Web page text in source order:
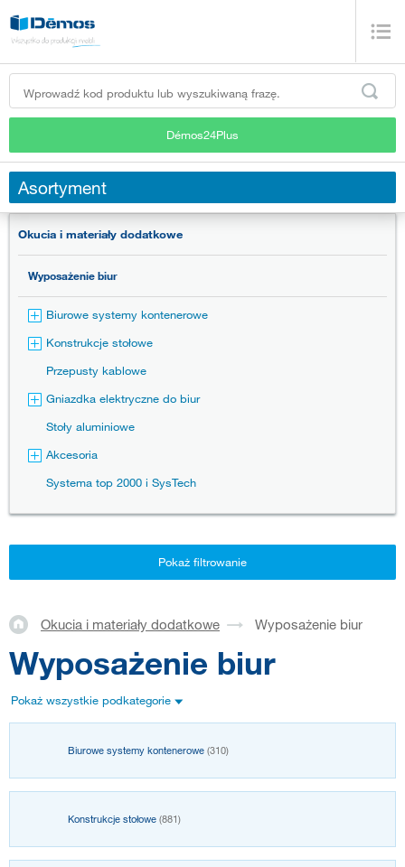
Démos24Plus
Asortyment
Okucia i materiały dodatkowe
Wyposażenie biur
Biurowe systemy kontenerowe
Konstrukcje stołowe
Przepusty kablowe
Gniazdka elektryczne do biur
Stoły aluminiowe
Akcesoria
Systema top 2000 i SysTech
Pokaż filtrowanie
Okucia i materiały dodatkowe Wyposażenie biur
Wyposażenie biur
Pokaż wszystkie podkategorie
Biurowe systemy kontenerowe (310)
Konstrukcje stołowe (881)